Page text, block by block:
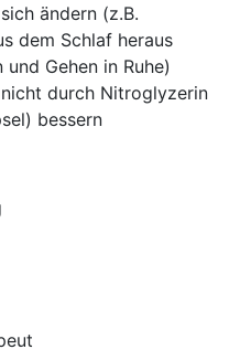
ändern (z.B.
dem Schlaf heraus
Gehen in Ruhe)
durch Nitroglyzerin
bessern